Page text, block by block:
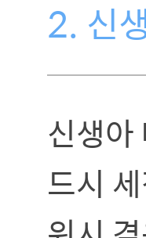
2. 신
신생아
드시